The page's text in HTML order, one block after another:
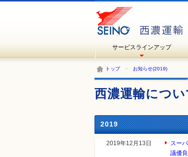
サービスラインアップ
トップ> お知らせ(2019)
西濃運輸につ
2019
2019年12月13日
スー
議優